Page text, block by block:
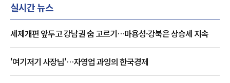
실시간 뉴스
세제개편 앞두고 강남권 숨 고르기…마용성·강북은 상승세 지속
'여기저기 사장님'…자영업 과잉의 한국경제